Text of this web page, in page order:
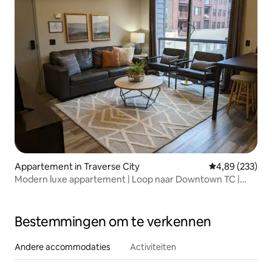
Appartement in Traverse City Gemiddelde
4,89 (233)
Modern luxe appartement | Loop naar Downtown TC |
Bestemmingen om te verkennen
Andere accommodaties Activiteiten